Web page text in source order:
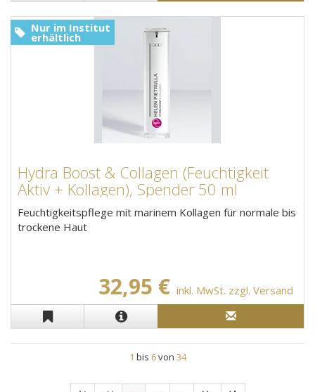
Hydra Boost & Collagen (Feuchtigkeit
Aktiv + Kollagen), Spender 50 ml
Feuchtigkeitspflege mit marinem Kollagen für normale bis
trockene Haut
32,95 € inkl. MwSt. zzgl. Versand
Nur im Institut
erhältlich
1 bis 6von 34